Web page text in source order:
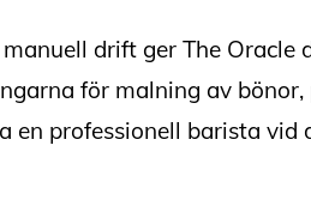
drift ger The Oracle
för malning av
en professionell barista